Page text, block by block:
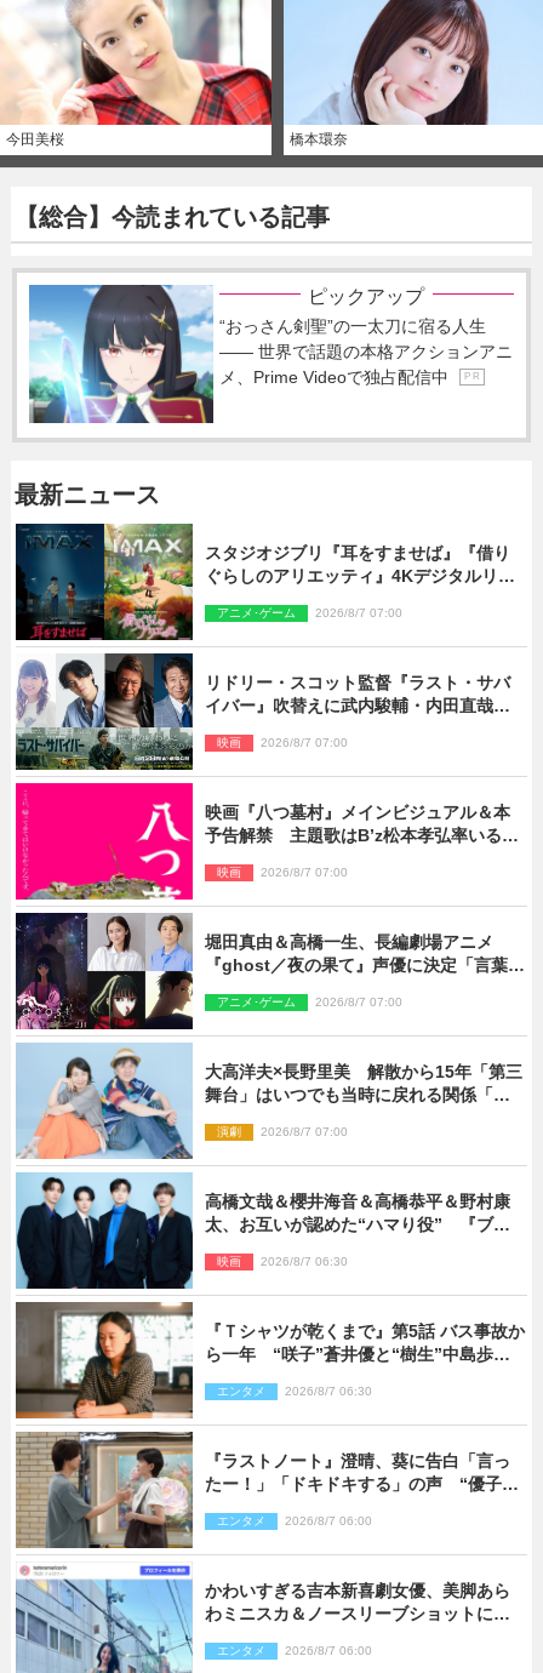
今田美桜 橋本環奈
【総合】今読まれている記事
ピックアップ
“おっさん剣聖”の一太刀に宿る人生
―― 世界で話題の本格アクションアニ
メ、Prime Videoで独占配信中
P R
最新ニュース
スタジオジブリ『耳をすませば』『借り
ぐらしのアリエッティ』4Kデジタルリマ
アニメ･ゲーム 2026/8/7 07:00
リドリー・スコット監督『ラスト・サバ
イバー』吹替えに武内駿輔・内田直哉・
結！
映画 2026/8/7 07:00
映画『八つ墓村』メインビジュアル＆本
予告解禁 主題歌はB’z松本孝弘率いる
映画 2026/8/7 07:00
堀田真由＆高橋一生、長編劇場アニメ
『ghost／夜の果て』声優に決定「言葉に
た」
アニメ･ゲーム 2026/8/7 07:00
大高洋夫×長野里美 解散から15年「第三
舞台」はいつでも当時に戻れる関係「や
演劇 2026/8/7 07:00
高橋文哉＆櫻井海音＆高橋恭平＆野村康
太、お互いが認めた“ハマり役” 『ブル
映画 2026/8/7 06:30
『Ｔシャツが乾くまで』第5話 バス事故か
ら一年 “咲子”蒼井優と“樹生”中島歩は
エンタメ 2026/8/7 06:30
『ラストノート』澄晴、葵に告白「言っ
たー！」「ドキドキする」の声 “優子劇
エンタメ 2026/8/7 06:00
かわいすぎる吉本新喜劇女優、美脚あら
わミニスカ＆ノースリーブショットに反
エンタメ 2026/8/7 06:00